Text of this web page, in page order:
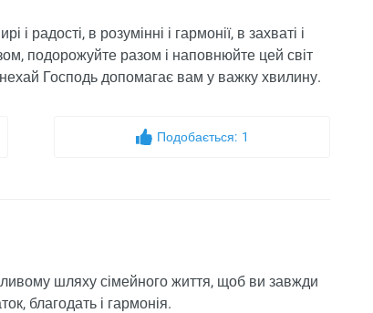
радості, в розумінні і гармонії, в захваті і
подорожуйте разом і наповнюйте цей світ
Господь допомагає вам у важку хвилину.
Подобається: 1
шляху сімейного життя, щоб ви завжди
благодать і гармонія.